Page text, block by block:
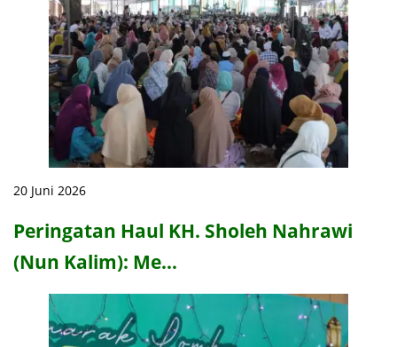
20 Juni 2026
Peringatan Haul KH. Sholeh Nahrawi
(Nun Kalim): Me…